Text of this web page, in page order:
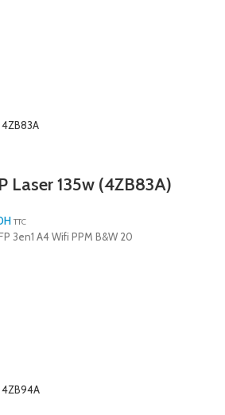
Laser 135w (4ZB83A)
TTC
3en1 A4 Wifi PPM B&W 20